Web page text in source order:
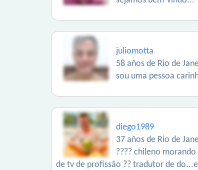
juliomotta
58 años de Rio de
sou uma pessoa
diego1989
37 años de Rio de
???? chileno
de tv de profissão ?? tradutor de